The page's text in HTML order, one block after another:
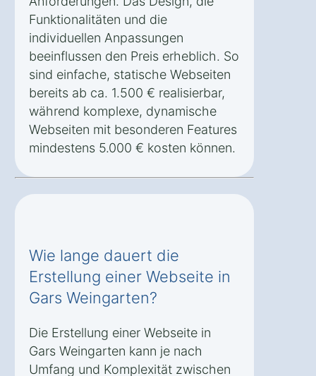
Funktionalitäten und die
individuellen Anpassungen
beeinflussen den Preis erheblich. So
sind einfache, statische Webseiten
bereits ab ca. 1.500 € realisierbar,
während komplexe, dynamische
Webseiten mit besonderen Features
mindestens 5.000 € kosten können.
Wie lange dauert die
Erstellung einer Webseite in
Gars Weingarten?
Die Erstellung einer Webseite in
Gars Weingarten kann je nach
Umfang und Komplexität zwischen